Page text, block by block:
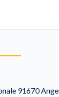
91670